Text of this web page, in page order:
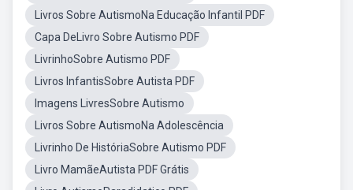
Livros Sobre AutismoNa Educação Infantil PDF
Capa DeLivro Sobre Autismo PDF
LivrinhoSobre Autismo PDF
Livros InfantisSobre Autista PDF
Imagens LivresSobre Autismo
Livros Sobre AutismoNa Adolescência
Livrinho De HistóriaSobre Autismo PDF
Livro MamãeAutista PDF Grátis